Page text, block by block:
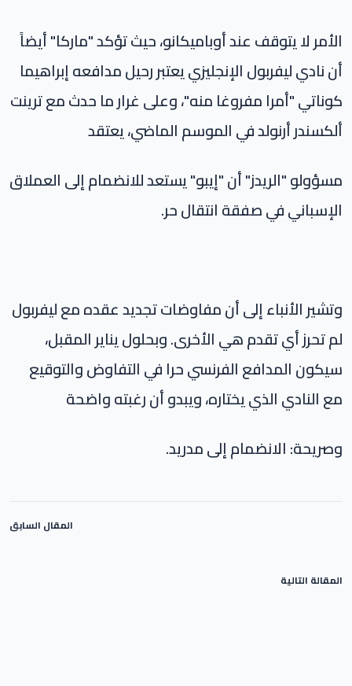
الأمر لا يتوقف عند أوباميكانو، حيث تؤكد "ماركا" أيضاً
أن نادي ليفربول الإنجليزي يعتبر رحيل مدافعه إبراهيما
كوناتي "أمرا مفروغا منه"، وعلى غرار ما حدث مع ترينت
ألكسندر أرنولد في الموسم الماضي، يعتقد
مسؤولو "الريدز" أن "إيبو" يستعد للانضمام إلى العملاق
الإسباني في صفقة انتقال حر.
وتشير الأنباء إلى أن مفاوضات تجديد عقده مع ليفربول
لم تحرز أي تقدم هي الأخرى. وبحلول يناير المقبل،
سيكون المدافع الفرنسي حرا في التفاوض والتوقيع
مع النادي الذي يختاره، ويبدو أن رغبته واضحة
وصريحة: الانضمام إلى مدريد.
المقال السابق
المقالة التالية